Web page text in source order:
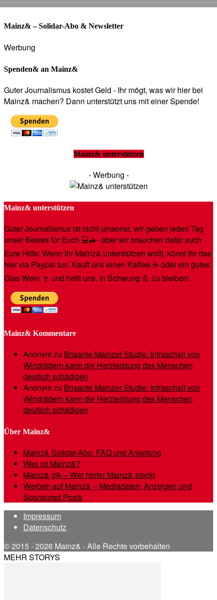
Mainz& – Solidar-Abo & Newsletter
Werbung
Spenden& an Mainz&
Guter Journalismus kostet Geld - Ihr mögt, was wir hier bei
Mainz& machen? Dann unterstützt uns mit einer Spende!
Mainz& unterstützen
- Werbung -
Mainz& unterstützen
Guter Journalismus ist nicht umsonst, wir geben jeden Tag
unser Bestes für Euch 💻🚙- aber wir brauchen dafür auch
Eure Hilfe: Wenn Ihr Mainz& unterstützen wollt, könnt Ihr das
hier via Paypal tun. Kauft uns einen Kaffee ☕️ oder ein gutes
Glas Wein 🍷 und helft uns, in Schwung 💪 zu bleiben!
Mainz& Kommentare
Anonymzu Brisante Mainzer Studie: Infraschall von
Windrädern kann die Herzleistung des Menschen
deutlich schädigen
Anonymzu Brisante Mainzer Studie: Infraschall von
Windrädern kann die Herzleistung des Menschen
deutlich schädigen
Über Mainz&
Mainz& Solidar-Abo: FAQ und Anleitung
Was ist Mainz&?
Mainz& gik – Wer hinter Mainz& steckt
Werben auf Mainz& – Mediadaten, Anzeigen und
Sponsored Posts
Impressum
Datenschutz
© 2015 - 2026 Mainz& - Alle Rechte vorbehalten
MEHR STORYS